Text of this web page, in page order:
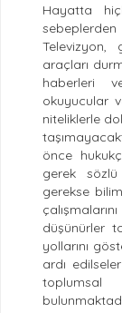
Hayatta
araçları
haberleri
okuyucular
niteliklerle
önce
gerek
gerekse
düşünürler
yollarını
ardı
toplumsal